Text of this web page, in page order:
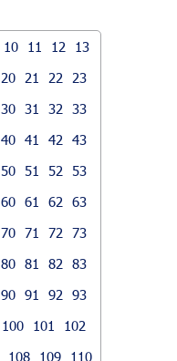
10 11 12
13
20 21 22
23
30 31 32
33
40 41 42
43
50 51 52
53
60 61 62
63
70 71 72
73
80 81 82
83
90 91 92
93
100 101
102
108 109
110